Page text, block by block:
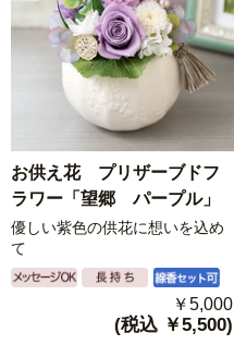
お供え花 プリザーブドフ
ラワー「望郷 パープル」
優しい紫色の供花に想いを込め
て
￥5,000
(税込 ￥5,500)